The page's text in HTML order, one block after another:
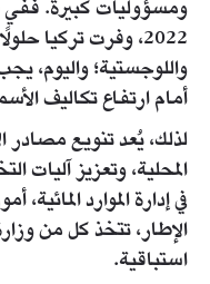
ومسؤوليات كبيرة. ففي
2022، وفرت تركيا
واللوجستية؛ واليوم،
أمام ارتفاع تكاليف
لذلك، يُعد تنويع مصادر
المحلية، وتعزيز آليات
في إدارة الموارد
الإطار، تتخذ كل من
استباقية.